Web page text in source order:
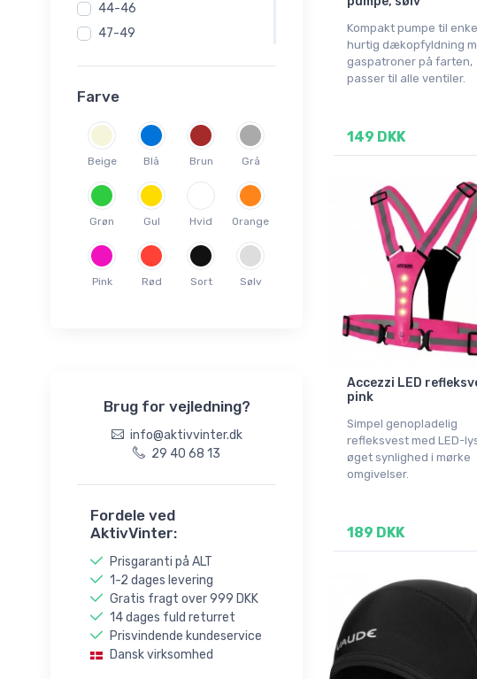
44-46
47-49
M(50)
L(52)
XL(54)
XXL(56)
13L
14L
34-36
36-39
37-38
44-45
6L
9L
S
M
L
Farve
Beige Blå Brun Grå
Grøn Gul Hvid Orange
Pink Rød Sort Sølv
Brug for vejledning?
info@aktivvinter.dk
29 40 68 13
Fordele ved
AktivVinter:
Prisgaranti på ALT
1-2 dages levering
Gratis fragt over 999 DKK
14 dages fuld returret
Prisvindende kundeservice
Dansk virksomhed
Kompakt pumpe til
hurtig dækopfyldning
gaspatroner på farten,
passer til alle ventiler.
149 DKK
Accezzi LED
pink
Simpel genopladelig
refleksvest med LED-
øget synlighed i mørke
omgivelser.
189 DKK